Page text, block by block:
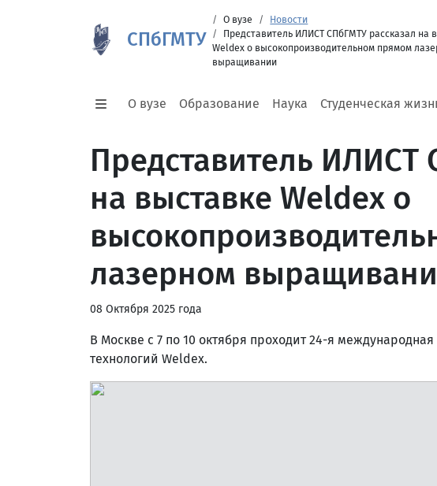
СПбГМТУ
О вузе
Новости
Представитель ИЛИСТ СПбГМТУ рассказал на
Weldex о высокопроизводительном прямом
выращивании
О вузе Образование Наука Студенческая
Представитель ИЛИСТ
на выставке Weldex о
лазерном
08 Октября 2025 года
В Москве с 7 по 10 октября проходит 24-я
технологий Weldex.